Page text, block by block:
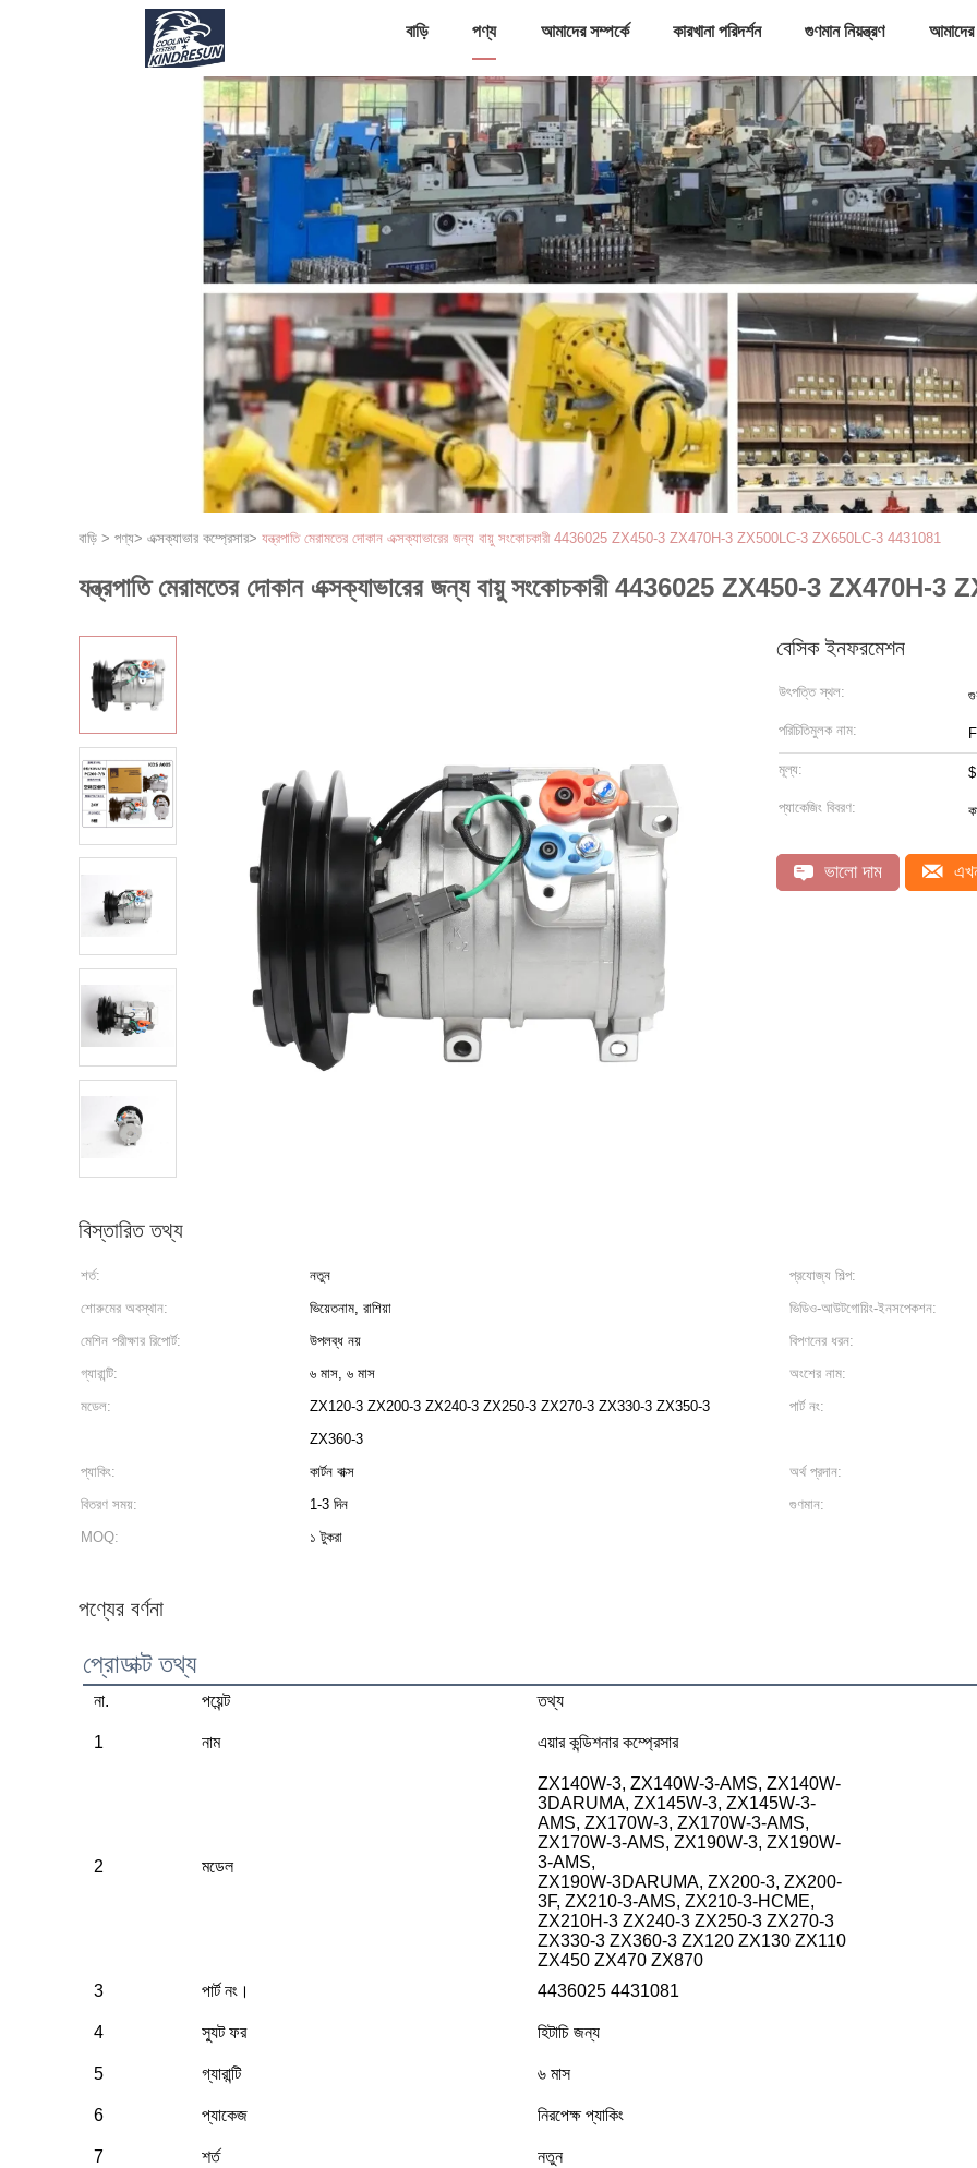
বাড়ি পণ্য আমাদের সম্পর্কে কারখানা পরিদর্শন গুণমান নিয়ন্ত্রণ আমাদের
বাড়ি > পণ্য> এক্সক্যাভার কম্প্রেসার> যন্ত্রপাতি মেরামতের দোকান এক্সক্যাভারের জন্য বায়ু সংকোচকারী 4436025 ZX450-3 ZX470H-3 ZX500LC-3 ZX650LC-3 4431081
যন্ত্রপাতি মেরামতের দোকান এক্সক্যাভারের জন্য বায়ু সংকোচকারী 4436025 ZX450-3
বেসিক ইনফরমেশন
উৎপত্তি স্থল:
পরিচিতিমুলক নাম:
মূল্য:
প্যাকেজিং বিবরণ:
ভালো দাম
বিস্তারিত তথ্য
শর্ত: নতুন প্রযোজ্য শিল্প:
শোরুমের অবস্থান:
ভিয়েতনাম, রাশিয়া ভিডিও-আউটগোয়িং-ইনসপেকশন:
মেশিন পরীক্ষার রিপোর্ট:
উপলব্ধ নয় বিপণনের ধরন:
গ্যারান্টি:
৬ মাস, ৬ মাস অংশের নাম:
মডেল:
ZX120-3 ZX200-3 ZX240-3 ZX250-3 ZX270-3 ZX330-3 ZX350-3
ZX360-3
পার্ট নং:
প্যাকিং: কার্টন বাক্স অর্থ প্রদান:
বিতরণ সময়:
1-3 দিন গুণমান:
MOQ:
১ টুকরা
পণ্যের বর্ণনা
প্রোডাক্ট তথ্য
না. পয়েন্ট তথ্য
1 নাম এয়ার কন্ডিশনার কম্প্রেসার
2 মডেল
ZX140W-3, ZX140W-3-AMS, ZX140W-
3DARUMA, ZX145W-3, ZX145W-3-
AMS, ZX170W-3, ZX170W-3-AMS,
ZX170W-3-AMS, ZX190W-3, ZX190W-
3-AMS,
ZX190W-3DARUMA, ZX200-3, ZX200-
3F, ZX210-3-AMS, ZX210-3-HCME,
ZX210H-3 ZX240-3 ZX250-3 ZX270-3
ZX330-3 ZX360-3 ZX120 ZX130 ZX110
ZX450 ZX470 ZX870
3
পার্ট নং। 4436025 4431081
4 স্যুট ফর হিটাচি জন্য
5 গ্যারান্টি ৬ মাস
6 প্যাকেজ নিরপেক্ষ প্যাকিং
7 শর্ত নতুন